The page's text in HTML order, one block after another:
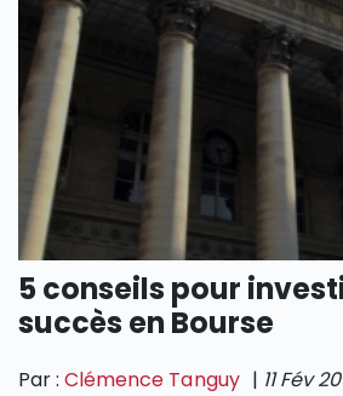
CATÉGORIES
SECTIONS
5 conseils pour
succès en Bourse
Par :Clémence Tanguy | 11 Fév